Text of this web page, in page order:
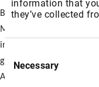
information that
they’ve collected
Selection
Necessary
Benachrichtigungen
Mai durchgeführt
innerhalb einer Woche
geophysikalischen
Auftragnehmer die